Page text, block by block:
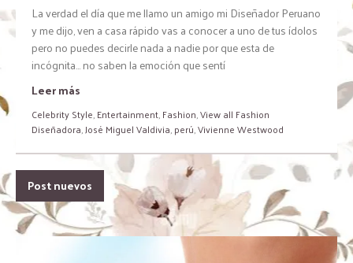
La verdad el día que me llamo un amigo mi Diseñador Peruano
y me dijo, ven a casa rápido vas a conocer a uno de tus ídolos
pero no puedes decirle nada a nadie por que esta de
incógnita… no saben la emoción que sentí
Leer más
Celebrity Style,Entertainment,Fashion,View all Fashion
Diseñadora,José Miguel Valdivia,perú,Vivienne Westwood
Post nuevos